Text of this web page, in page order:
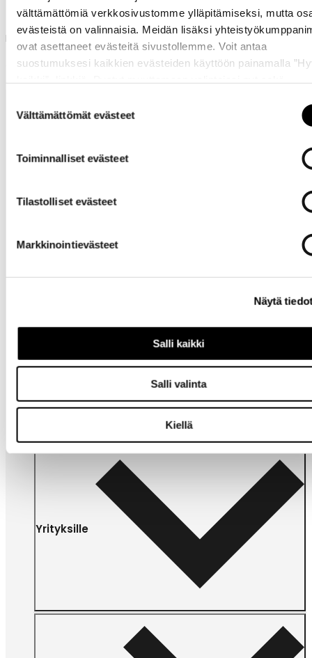
välttämättömiä verkkosivustomme ylläpitämiseksi, mutta
evästeistä on valinnaisia. Meidän lisäksi
ovat asettaneet evästeitä sivustollemme. Voit antaa
suostumuksesi kaikkien evästeiden käyttöön painamalla
valinta
Välttämättömät evästeet
Toiminnalliset evästeet
Tilastolliset evästeet
Markkinointievästeet
Näytä
Salli kaikki
Salli valinta
Kiellä
Reuse miehille
59,90 €
Tarvitsetko
Omat
sivut
Yrityksille